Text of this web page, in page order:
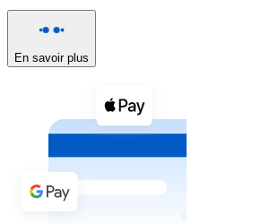
Voir toutes
Coupons crypto
Achetez des cryptomonnaies
Acheter avec espèces
Virement SEPA
En savoir plus